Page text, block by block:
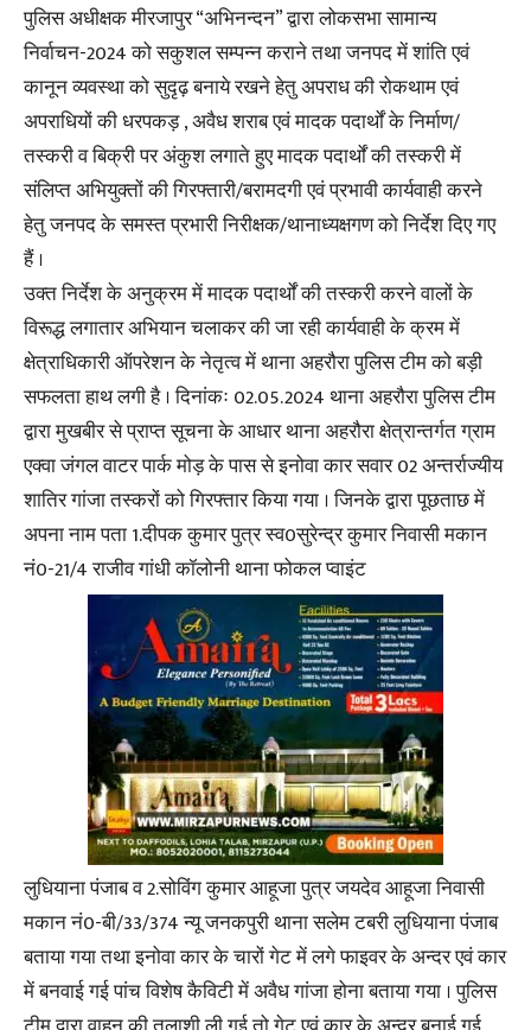
पुलिस अधीक्षक मीरजापुर “अभिनन्दन” द्वारा लोकसभा सामान्य
निर्वाचन-2024 को सकुशल सम्पन्न कराने तथा जनपद में शांति एवं
कानून व्यवस्था को सुदृढ़ बनाये रखने हेतु अपराध की रोकथाम एवं
अपराधियों की धरपकड़ , अवैध शराब एवं मादक पदार्थों के निर्माण/
तस्करी व बिक्री पर अंकुश लगाते हुए मादक पदार्थों की तस्करी में
संलिप्त अभियुक्तों की गिरफ्तारी/बरामदगी एवं प्रभावी कार्यवाही करने
हेतु जनपद के समस्त प्रभारी निरीक्षक/थानाध्यक्षगण को निर्देश दिए गए
हैं ।
उक्त निर्देश के अनुक्रम में मादक पदार्थों की तस्करी करने वालों के
विरूद्ध लगातार अभियान चलाकर की जा रही कार्यवाही के क्रम में
क्षेत्राधिकारी ऑपरेशन के नेतृत्व में थाना अहरौरा पुलिस टीम को बड़ी
सफलता हाथ लगी है । दिनांकः 02.05.2024 थाना अहरौरा पुलिस टीम
द्वारा मुखबीर से प्राप्त सूचना के आधार थाना अहरौरा क्षेत्रान्तर्गत ग्राम
एक्वा जंगल वाटर पार्क मोड़ के पास से इनोवा कार सवार 02 अन्तर्राज्यीय
शातिर गांजा तस्करों को गिरफ्तार किया गया । जिनके द्वारा पूछताछ में
अपना नाम पता 1.दीपक कुमार पुत्र स्व0सुरेन्द्र कुमार निवासी मकान
नं0-21/4 राजीव गांधी कॉलोनी थाना फोकल प्वाइंट
लुधियाना पंजाब व 2.सोविंग कुमार आहूजा पुत्र जयदेव आहूजा निवासी
मकान नं0-बी/33/374 न्यू जनकपुरी थाना सलेम टबरी लुधियाना पंजाब
बताया गया तथा इनोवा कार के चारों गेट में लगे फाइवर के अन्दर एवं कार
में बनवाई गई पांच विशेष कैविटी में अवैध गांजा होना बताया गया । पुलिस